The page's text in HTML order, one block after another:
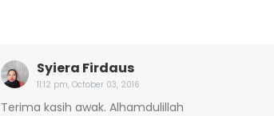
Syiera Firdaus
11:12 pm, October 03, 2016
Terima kasih awak. Alhamdulillah